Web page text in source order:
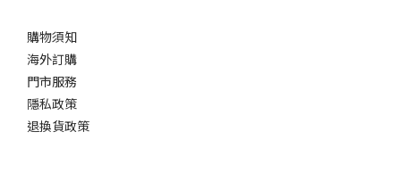
購物須知
海外訂購
門市服務
隱私政策
退換貨政策